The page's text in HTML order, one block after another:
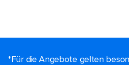
*Für die Angebote gelten